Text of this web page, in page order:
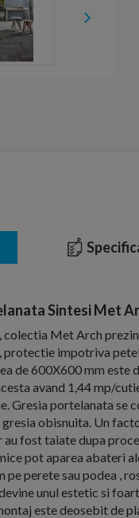
Sintesi Met
Met Arch
protectie impotriva
de 600X600 mm este
avand 1,44 mp/
Gresia portelanata se
obisnuita. Un
fost taiate dupa
pot aparea abateri
perete sau podea ,
unul estetic si
este deosebit de